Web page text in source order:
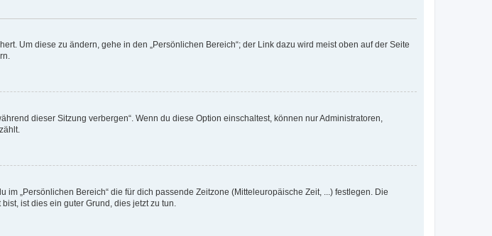
Um diese zu ändern, gehe in den „Persönlichen Bereich“; der Link dazu wird meist oben auf der Seite
dieser Sitzung verbergen“. Wenn du diese Option einschaltest, können nur Administratoren,
„Persönlichen Bereich“ die für dich passende Zeitzone (Mitteleuropäische Zeit, ...) festlegen. Die
ist dies ein guter Grund, dies jetzt zu tun.